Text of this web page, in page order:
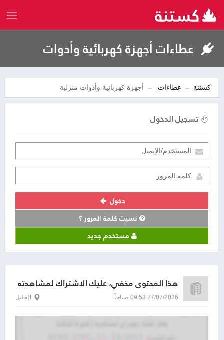
عطاءات أجهزة كهربائية وأدوات
منزلية
كستنة عطاءات أجهزة كهربائية وأدوات منزلية
تسجيل الدخول
دخول
نسيت كلمة المرور ؟
مستخدم جديد
هذا المحتوى مخفي، عليك الاشتراك لمشاهدته
27/07/2026 09:53 صباحاً الخليل